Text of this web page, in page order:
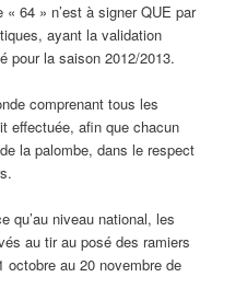
64 » n’est à signer QUE par
ayant la validation
pour la saison 2012/2013.
comprenant tous les
effectuée, afin que chacun
la palombe, dans le respect
qu’au niveau national, les
au tir au posé des ramiers
octobre au 20 novembre de